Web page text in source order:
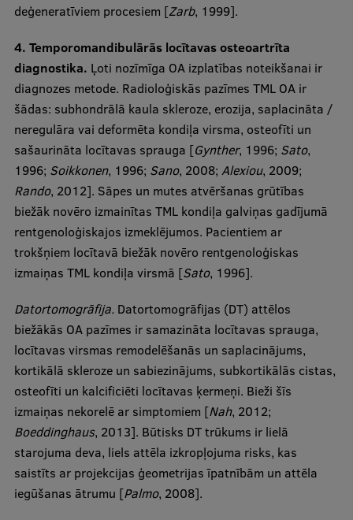
deģeneratīviem procesiem [Zarb, 1999].
4. Temporomandibulārās locītavas osteoartrīta
diagnostika. Ļoti nozīmīga OA izplatības noteikšanai ir
diagnozes metode. Radioloģiskās pazīmes TML OA ir
šādas: subhondrālā kaula skleroze, erozija, saplacināta /
neregulāra vai deformēta kondiļa virsma, osteofīti un
sašaurināta locītavas sprauga [Gynther, 1996; Sato,
1996; Soikkonen, 1996; Sano, 2008; Alexiou, 2009;
Rando, 2012]. Sāpes un mutes atvēršanas grūtības
biežāk novēro izmainītas TML kondiļa galviņas gadījumā
rentgenoloģiskajos izmeklējumos. Pacientiem ar
trokšņiem locītavā biežāk novēro rentgenoloģiskas
izmaiņas TML kondiļa virsmā [Sato, 1996].
Datortomogrāfija.Datortomogrāfijas (DT) attēlos
biežākās OA pazīmes ir samazināta locītavas sprauga,
locītavas virsmas remodelēšanās un saplacinājums,
kortikālā skleroze un sabiezinājums, subkortikālās cistas,
osteofīti un kalcificiēti locītavas ķermeņi. Bieži šīs
izmaiņas nekorelē ar simptomiem [Nah, 2012;
Boeddinghaus, 2013]. Būtisks DT trūkums ir lielā
starojuma deva, liels attēla izkropļojuma risks, kas
saistīts ar projekcijas ģeometrijas īpatnībām un attēla
iegūšanas ātrumu [Palmo, 2008].